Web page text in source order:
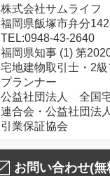
株式会社サムライフ
福岡県飯塚市弁分
TEL:0948-43-2640
福岡県知事 (1) 第
宅地建物取引士・2
プランナー
公益社団法人 全国
連合会・公益社団法
引業保証協会
お問い合わせ(無